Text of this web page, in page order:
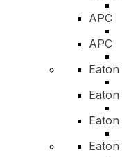
APC
APC
Eaton
Eaton
Eaton
Eaton